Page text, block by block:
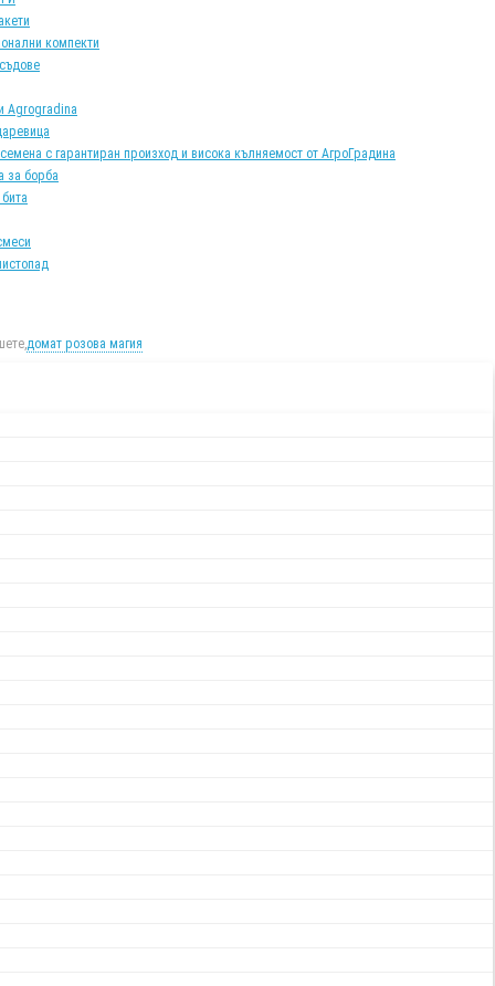
компекти
Agrogradina
с гарантиран произход и висока кълняемост от АгроГрадина
за борба
домат розова магия